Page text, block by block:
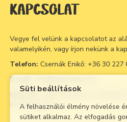
KAPCSOLAT
Vegye fel velünk a kapcsolatot az
valamelyikén, vagy írjon nekünk a
Telefon: Csernák Enikő: +36 30 227
E-mail:
Helyszín: 1039 Budapest, Csobánka
Közösségi Ház)
Süti beállítások
A felhasználói élmény növelése
sütiket alkalmaz. Az elfogadás